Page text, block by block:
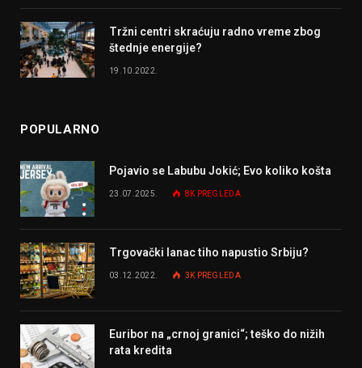
Tržni centri skraćuju radno vreme zbog
štednje energije?
19.10.2022.
POPULARNO
Pojavio se Labubu Jokić; Evo koliko košta
23.07.2025. 8K PREGLEDA
Trgovački lanac tiho napustio Srbiju?
03.12.2022. 3K PREGLEDA
Euribor na „crnoj granici“; teško do nižih
rata kredita